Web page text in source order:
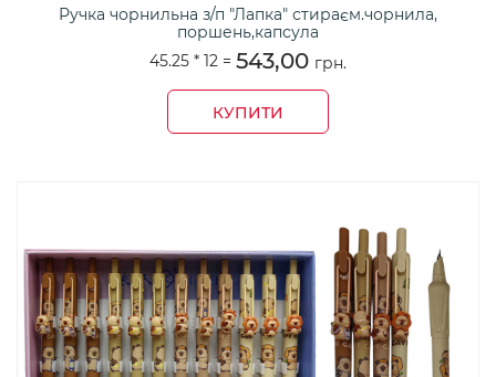
Ручка чорнильна з/п "Лапка" стираєм.чорнила,
поршень,капсула
45.25 * 12 = 543,00 грн.
КУПИТИ